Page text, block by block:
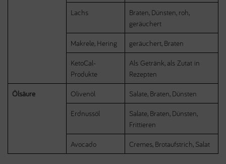
Lachs
Braten, Dünsten, roh,
geräuchert
Makrele, Hering geräuchert, Braten
KetoCal-
Produkte
Als Getränk, als Zutat in
Rezepten
Ölsäure Olivenöl Salate, Braten, Dünsten
Erdnussöl
Salate, Braten, Dünsten,
Frittieren
Avocado Cremes, Brotaufstrich, Salat